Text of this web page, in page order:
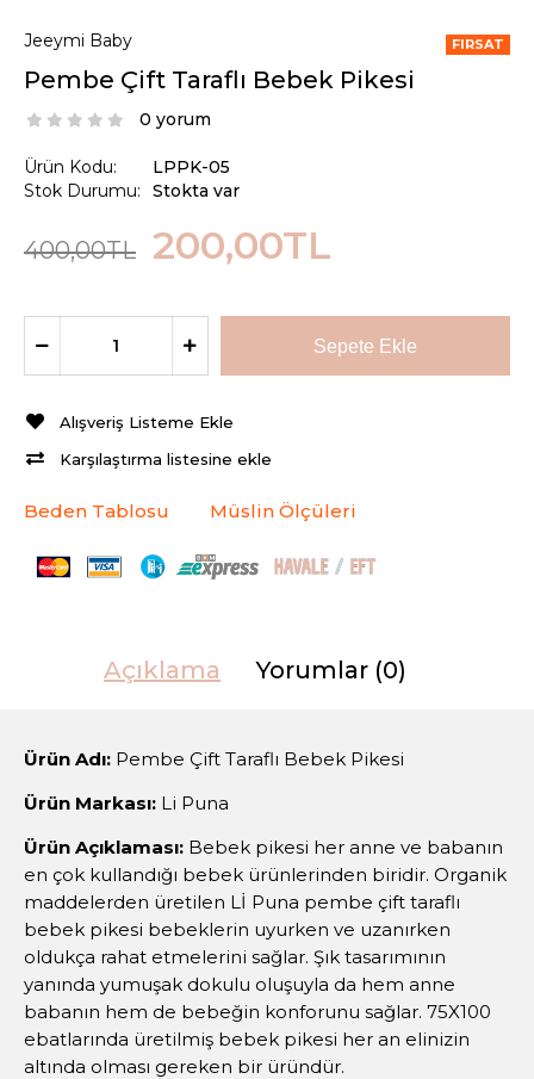
Jeeymi Baby FIRSAT
Pembe Çift Taraflı Bebek Pikesi
0 yorum
Ürün Kodu:
Stok Durumu:
LPPK-05
Stokta var
400,00TL 200,00TL
Alışveriş Listeme Ekle
Karşılaştırma listesine ekle
Beden Tablosu Müslin Ölçüleri
Açıklama Yorumlar (0)
Ürün Adı: Pembe Çift Taraflı Bebek Pikesi
Ürün Markası: Li Puna
Ürün Açıklaması: Bebek pikesi her anne ve babanın
en çok kullandığı bebek ürünlerinden biridir. Organik
maddelerden üretilen Lİ Puna pembe çift taraflı
bebek pikesi bebeklerin uyurken ve uzanırken
oldukça rahat etmelerini sağlar. Şık tasarımının
yanında yumuşak dokulu oluşuyla da hem anne
babanın hem de bebeğin konforunu sağlar. 75X100
ebatlarında üretilmiş bebek pikesi her an elinizin
altında olması gereken bir üründür.